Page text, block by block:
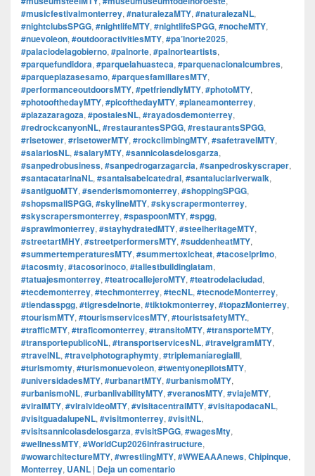
#musicfestivalmonterrey, #naturalezaMTY, #naturalezaNL,
#nightclubsSPGG, #nightlifeMTY, #nightlifeSPGG, #nocheMTY,
#nuevoleon, #outdooractivitiesMTY, #pa’lnorte2025,
#palaciodelagobierno, #palnorte, #palnorteartists,
#parquefundidora, #parquelahuasteca, #parquenacionalcumbres,
#parqueplazasesamo, #parquesfamiliaresMTY,
#performanceoutdoorsMTY, #petfriendlyMTY, #photoMTY,
#photoofthedayMTY, #picofthedayMTY, #planeamonterrey,
#plazazaragoza, #postalesNL, #rayadosdemonterrey,
#redrockcanyonNL, #restaurantesSPGG, #restaurantsSPGG,
#risetower, #risetowerMTY, #rockclimbingMTY, #safetravelMTY,
#salariosNL, #salaryMTY, #sannicolasdelosgarza,
#sanpedrobusiness, #sanpedrogarzagarcia, #sanpedroskyscraper,
#santacatarinaNL, #santaisabelcatedral, #santaluciariverwalk,
#santiguoMTY, #senderismomonterrey, #shoppingSPGG,
#shopsmallSPGG, #skylineMTY, #skyscrapermonterrey,
#skyscrapersmonterrey, #spaspoonMTY, #spgg,
#sprawlmonterrey, #stayhydratedMTY, #steelheritageMTY,
#streetartMHY, #streetperformersMTY, #suddenheatMTY,
#summertemperaturesMTY, #summertoxicheat, #tacoselprimo,
#tacosmty, #tacosorinoco, #tallestbuildinglatam,
#tatuajesmonterrey, #teatrocallejeroMTY, #teatrodelaciudad,
#tecdemonterrey, #techmonterrey, #tecNL, #tecnodeMonterrey,
#tiendasspgg, #tigresdelnorte, #tiktokmonterrey, #topazMonterrey,
#tourismMTY, #tourismservicesMTY, #touristsafetyMTY.,
#trafficMTY, #traficomonterrey, #transitoMTY, #transporteMTY,
#transportepublicoNL, #transportservicesNL, #travelgramMTY,
#travelNL, #travelphotographymty, #triplemaníaregiaIII,
#turismomty, #turismonuevoleon, #twentyonepilotsMTY,
#universidadesMTY, #urbanartMTY, #urbanismoMTY,
#urbanismoNL, #urbanlivabilityMTY, #veranosMTY, #viajeMTY,
#viralMTY, #viralvideoMTY, #visitacentralMTY, #visitapodacaNL,
#visitguadalupeNL, #visitmonterrey, #visitNL,
#visitsannicolasdelosgarza, #visitSPGG, #wagesMty,
#wellnessMTY, #WorldCup2026infrastructure,
#wowarchitectureMTY, #wrestlingMTY, #WWEAAAnews, Chipinque,
Monterrey, UANL | Deja un comentario